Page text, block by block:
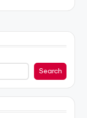
Search